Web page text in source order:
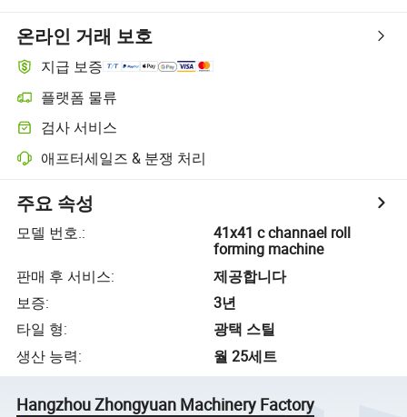
온라인 거래 보호
지급 보증
플랫폼 물류
검사 서비스
애프터세일즈 & 분쟁 처리
주요 속성
모델 번호.:
41x41 c channael roll
forming machine
판매 후 서비스:
제공합니다
보증:
3년
타일​​ 형:
광택 스틸
생산 능력: 월 25세트
Hangzhou Zhongyuan Machinery Factory